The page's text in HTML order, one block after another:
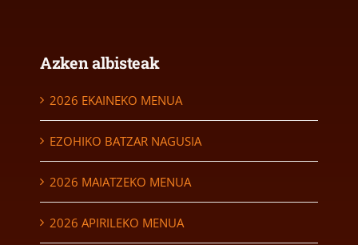
Azken albisteak
2026 EKAINEKO MENUA
EZOHIKO BATZAR NAGUSIA
2026 MAIATZEKO MENUA
2026 APIRILEKO MENUA